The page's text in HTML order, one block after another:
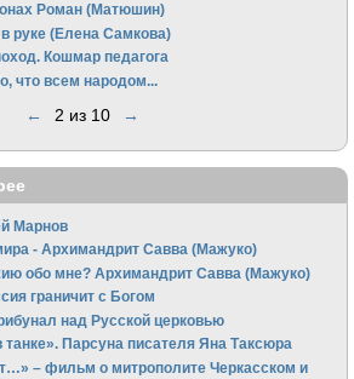
Роман (Матюшин)
руке (Елена Самкова)
Кошмар педагога
что всем народом...
← 2 из 10 →
Марнов
- Архимандрит Савва (Мажуко)
обо мне? Архимандрит Савва (Мажуко)
граничит с Богом
над Русской церковью
Парсуна писателя Яна Таксюра
– фильм о митрополите Черкасском и